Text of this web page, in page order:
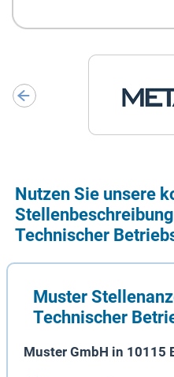
Nutzen Sie unsere
Technischer
Muster
Technischer
Muster GmbH in 10115